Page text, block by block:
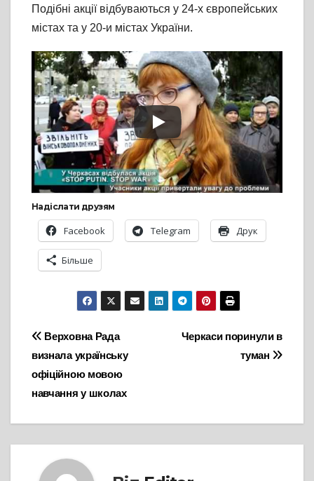
Подібні акції відбуваються у 24-х європейських
містах та у 20-и містах України.
Надіслати друзям
Facebook Telegram Друк
Більше
Навігація
записів
Черкаси поринули в
туман
Верховна Рада
визнала українську
офіційною мовою
навчання у школах